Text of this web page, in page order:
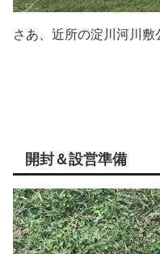
さあ、近所の淀川河川敷
開封＆設営準備